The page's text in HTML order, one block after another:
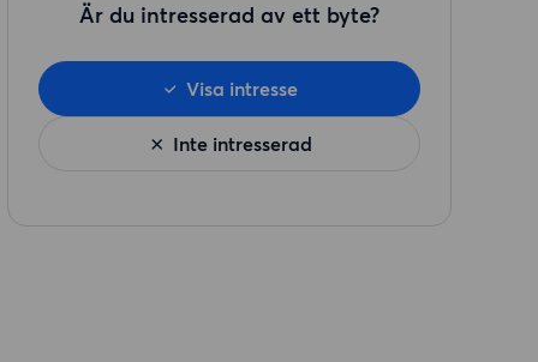
Är du intresserad av ett byte?
Inte intresserad
Visa intresse